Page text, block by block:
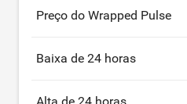
Preço do Wrapped Pulse
Baixa de 24 horas